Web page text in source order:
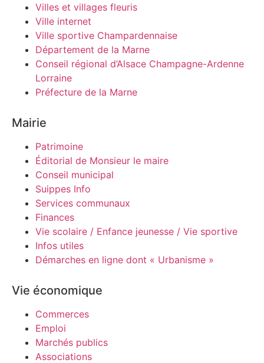
Villes et villages fleuris
Ville internet
Ville sportive Champardennaise
Département de la Marne
Conseil régional d’Alsace Champagne-Ardenne
Lorraine
Préfecture de la Marne
Mairie
Patrimoine
Éditorial de Monsieur le maire
Conseil municipal
Suippes Info
Services communaux
Finances
Vie scolaire / Enfance jeunesse / Vie sportive
Infos utiles
Démarches en ligne dont « Urbanisme »
Vie économique
Commerces
Emploi
Marchés publics
Associations